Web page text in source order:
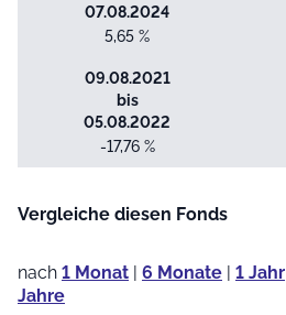
07.08.2024
5,65 %
09.08.2021
bis
05.08.2022
-17,76 %
Vergleiche diesen Fonds
nach 1 Monat | 6 Monate | 1 Jahr
Jahre